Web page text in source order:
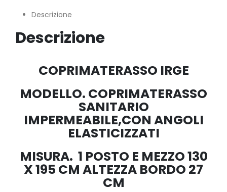
Descrizione
Descrizione
COPRIMATERASSO IRGE
MODELLO. COPRIMATERASSO
SANITARIO
IMPERMEABILE,CON ANGOLI
ELASTICIZZATI
MISURA. 1 POSTO E MEZZO 130
X 195 CM ALTEZZA BORDO 27
CM